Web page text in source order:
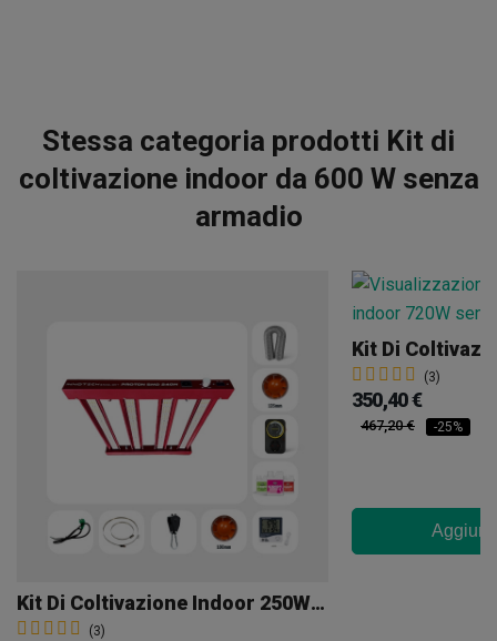
Stessa categoria prodotti Kit di
coltivazione indoor da 600 W senza
armadio
Kit Di Coltivazione Indoor 250W Senza Armadio
(3)
(3)
350,40 €
467,20 € -25%